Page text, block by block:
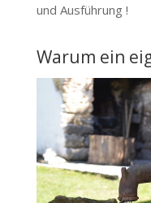
und Ausführung !
Warum ein